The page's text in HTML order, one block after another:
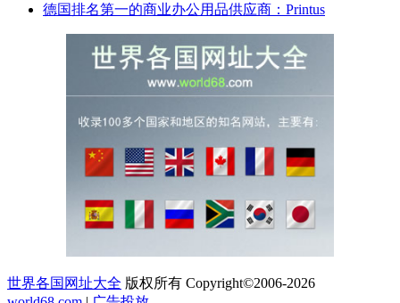
德国排名第一的商业办公用品供应商：Printus
世界各国网址大全 版权所有 Copyright©2006-2026